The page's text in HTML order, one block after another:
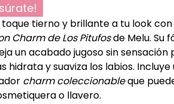
toque tierno y brillante a tu look
Charm de Los Pitufosde Melu. Su
un acabado jugoso sin sensación
hidrata y suaviza los labios. Incluye
charm coleccionableque
o llavero.